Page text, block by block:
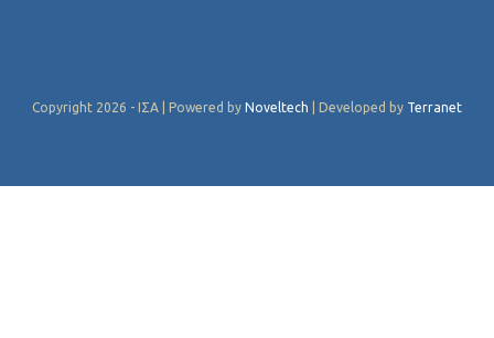
Copyright 2026 - ΙΣΑ | Powered by Noveltech | Developed by Terranet